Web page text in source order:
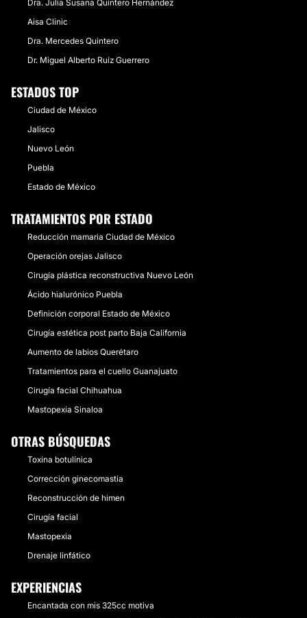
Dra. Julia Susana Quintero Hernández
Aisa Clinic
​Dra. Mercedes Quintero
​Dr. Miguel Alberto Ruíz Guerrero
ESTADOS TOP
Ciudad de México
Jalisco
Nuevo León
Puebla
Estado de México
TRATAMIENTOS POR ESTADO
Reducción mamaria Ciudad de México
Operación orejas Jalisco
Cirugía plástica reconstructiva Nuevo León
Ácido hialurónico Puebla
Definición corporal Estado de México
Cirugía estética post parto Baja California
Aumento de labios Querétaro
Tratamientos para el cuello Guanajuato
Cirugía facial Chihuahua
Mastopexia Sinaloa
OTRAS BÚSQUEDAS
Toxina botulínica
Corrección ginecomastia
Reconstrucción de himen
Cirugía facial
Mastopexia
Drenaje linfático
EXPERIENCIAS
Encantada con mis 325cc motiva